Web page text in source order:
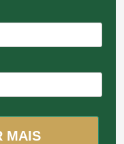
MAIS